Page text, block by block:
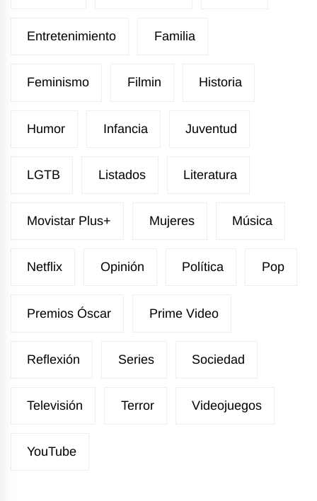
Entretenimiento Familia
Feminismo Filmin Historia
Humor Infancia Juventud
LGTB Listados Literatura
Movistar Plus+ Mujeres Música
Netflix Opinión Política Pop
Premios Óscar Prime Video
Reflexión Series Sociedad
Televisión Terror Videojuegos
YouTube